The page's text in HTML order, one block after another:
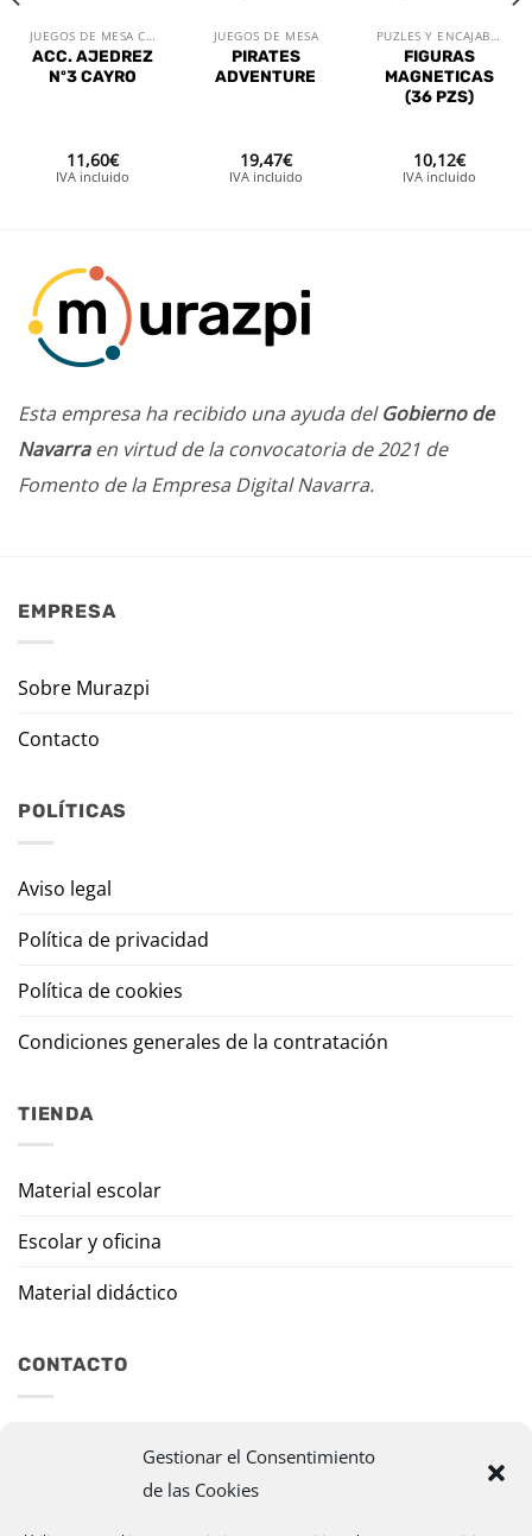
Gestionar el Consentimiento
de las Cookies
JUEGOS DE MESA CLÁSICOS
ACC. AJEDREZ
Nº3 CAYRO
11,60€
IVA incluido
JUEGOS DE MESA
PIRATES
ADVENTURE
19,47€
IVA incluido
PUZLES Y ENCAJABLES
FIGURAS
MAGNETICAS
(36 PZS)
10,12€
IVA incluido
Esta empresa ha recibido una ayuda delGobierno de
Navarraen virtud de la convocatoria de 2021 de
Fomento de la Empresa Digital Navarra.
EMPRESA
Sobre Murazpi
Contacto
POLÍTICAS
Aviso legal
Política de privacidad
Política de cookies
Condiciones generales de la contratación
TIENDA
Material escolar
Escolar y oficina
Material didáctico
CONTACTO
murazpi@murazpi.com